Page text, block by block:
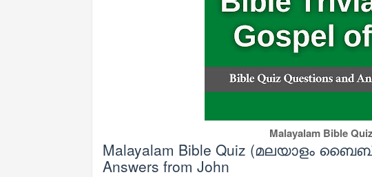
Malayalam Bible
Malayalam Bible Quiz (മലയാളം
Answers from John